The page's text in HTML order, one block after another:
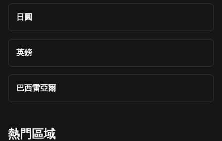
日圓
英鎊
巴西雷亞爾
熱門區域